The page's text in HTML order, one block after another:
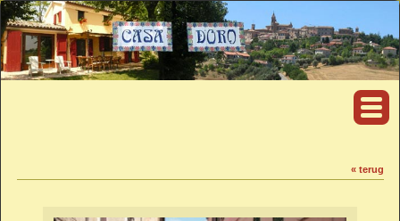
« terug